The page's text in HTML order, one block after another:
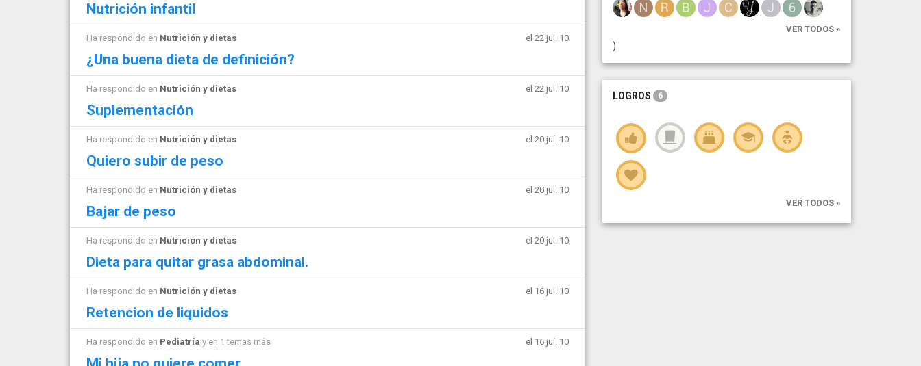
Nutrición infantil
Ha respondido en Nutrición y dietas el 22 jul. 10
¿Una buena dieta de definición?
Ha respondido en Nutrición y dietas el 22 jul. 10
Suplementación
Ha respondido en Nutrición y dietas el 20 jul. 10
Quiero subir de peso
Ha respondido en Nutrición y dietas el 20 jul. 10
Bajar de peso
Ha respondido en Nutrición y dietas el 20 jul. 10
Dieta para quitar grasa abdominal.
Ha respondido en Nutrición y dietas el 16 jul. 10
Retencion de liquidos
Ha respondido en Pediatría y en 1 temas más el 16 jul. 10
VER TODOS »
)
LOGROS 6
VER TODOS »